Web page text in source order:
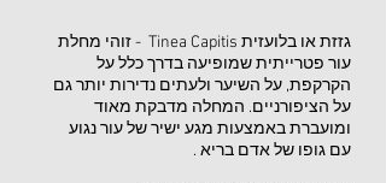
גזזת או בלועזית Tinea Capitis - זוהי מחלת
עור פטרייתית שמופיעה בדרך כלל על
הקרקפת, על השיער ולעתים נדירות יותר גם
על הציפורניים. המחלה מדבקת מאוד
ומועברת באמצעות מגע ישיר של עור נגוע
עם גופו של אדם בריא .